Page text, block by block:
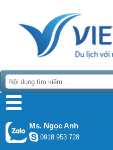
Ms. Ngọc Anh
0918 953 728